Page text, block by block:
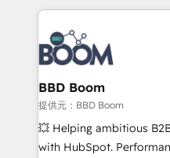
100+ intégrations CRM
experts conseil - 150
cumulées
builds scalable
revenue. ⚙️ HubSpot Integration & Optimization •
Seamless CRM, CMS,
Complex platform
Custom APIs and third-party
End Revenue
pipeline growth
and CRM optimization •
BBD Boom
提供元：BBD Boom
💥 Helping ambitious
with HubSpot.